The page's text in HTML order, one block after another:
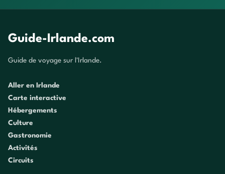
Guide-Irlande.com
Guide de voyage sur l'Irlande.
Aller en Irlande
Carte interactive
Hébergements
Culture
Gastronomie
Activités
Circuits